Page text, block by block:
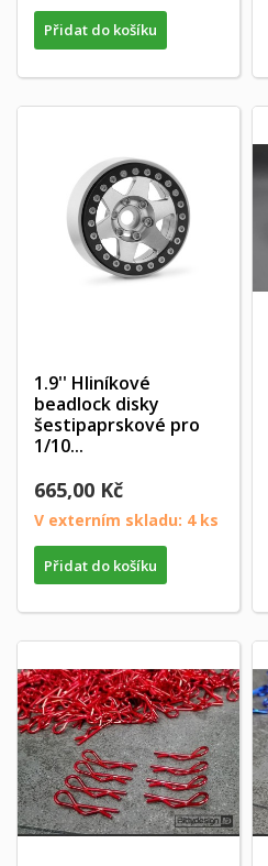
Přidat do košíku
1.9'' Hliníkové
beadlock disky
šestipaprskové pro
1/10...
665,00 Kč
V externím skladu: 4 ks
Přidat do košíku